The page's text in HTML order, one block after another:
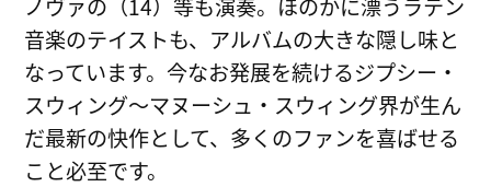
ノヴァの（14）等も演奏。ほのかに漂うラテン
音楽のテイストも、アルバムの大きな隠し味と
なっています。今なお発展を続けるジプシー・
スウィング～マヌーシュ・スウィング界が生ん
だ最新の快作として、多くのファンを喜ばせる
こと必至です。